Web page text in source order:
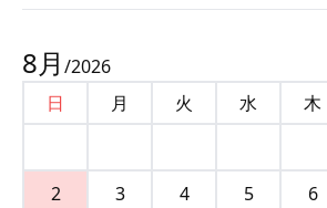
8月 /2026
日
月 火 水 木
2
3 4 5 6